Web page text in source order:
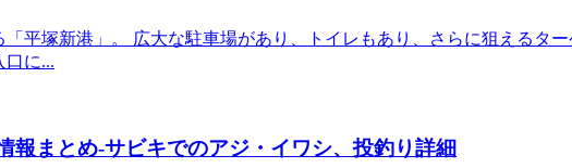
平塚新港」。 広大な駐車場があり、トイレもあり、さらに狙えるタ
口に...
報まとめ-サビキでのアジ・イワシ、投釣り詳細